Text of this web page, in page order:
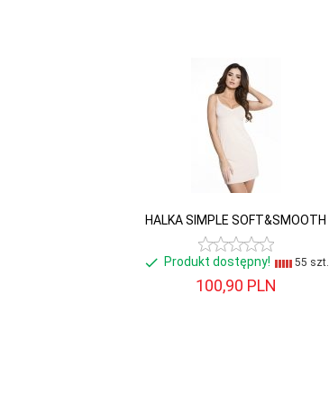
Nie
HALKA SIMPLE SOFT&SMOOTH
Produkt dostępny! 55 szt.
100,90 PLN